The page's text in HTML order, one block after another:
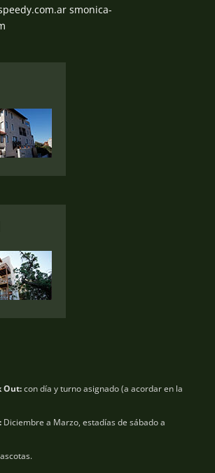
smonica-
Out:con día y turno asignado (a acordar en la
Diciembre a Marzo, estadías de sábado a